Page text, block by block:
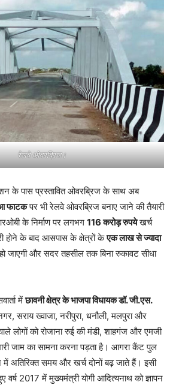
रेलवे ओवरब्रिज।
के पास प्रस्तावित ओवरब्रिज के साथ अब
फाटकपर भी रेलवे ओवरब्रिज बनाए जाने की तैयारी
के निर्माण पर लगभग 116 करोड़ रुपयेखर्च
होने के बाद आसपास के क्षेत्रों केएक लाख से ज्यादा
जाएगी और सदर तहसील तक बिना रुकावट सीधा
मेंछावनी क्षेत्र के भाजपा विधायक डॉ. जी.एस.
सराय ख्वाजा, नरीपुरा, धनौली, मलपुरा और
लोगों को रोजाना रुई की मंडी, शाहगंज और एमजी
जाम का सामना करना पड़ता है। आगरा कैंट पुल
अतिरिक्त समय और खर्च दोनों बढ़ जाते हैं। इसी
वर्ष 2017 में मुख्यमंत्री योगी आदित्यनाथ को ज्ञापन